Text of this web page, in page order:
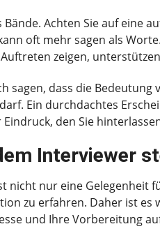
Achten Sie auf eine
oft mehr sagen als
zeigen,
sagen, dass die
Ein durchdachtes
Eindruck, den Sie
Interviewer
nicht nur eine Gelegenheit
zu erfahren. Daher ist es
und Ihre Vorbereitung